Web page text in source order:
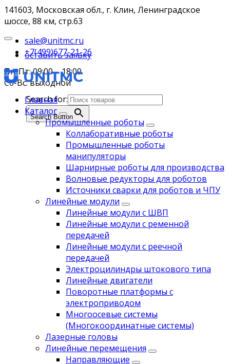
141603, Московская обл., г. Клин, Ленинградское
шоссе, 88 км, стр.63
sale@unitmc.ru
+7(499)677-21-26
Пн-Пт: 09:00 – 18:00
Сб-Вс: выходной
Search for:
Search Button
оставить заявку
Главная
Каталог
Промышленные роботы
Коллаборативные роботы
Промышленные роботы
манипуляторы
Шарнирные роботы для производства
Волновые редукторы для роботов
Источники сварки для роботов и ЧПУ
Линейные модули
Линейные модули с ШВП
Линейные модули с ременной
передачей
Линейные модули с реечной
передачей
Электроцилиндры штокового типа
Линейные двигатели
Поворотные платформы с
электроприводом
Многоосевые системы
(Многокоординатные системы)
Лазерные головы
Линейные перемещения
Направляющие